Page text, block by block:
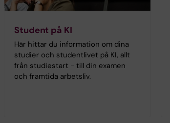
Student på KI
Här hittar du information om dina
studier och studentlivet på KI, allt
från studiestart - till din examen
och framtida arbetsliv.